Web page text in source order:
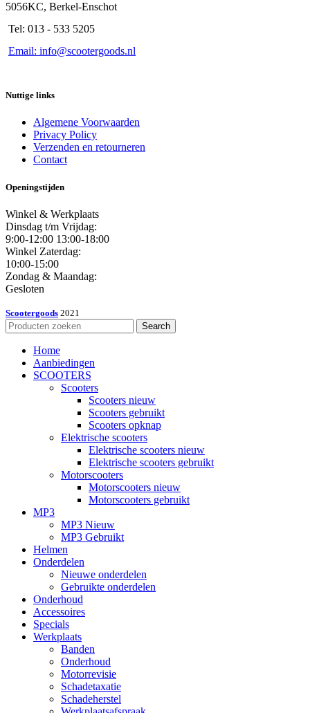
5056KC, Berkel-Enschot
Tel: 013 - 533 5205
Email: info@scootergoods.nl
Nuttige links
Algemene Voorwaarden
Privacy Policy
Verzenden en retourneren
Contact
Openingstijden
Winkel & Werkplaats
Dinsdag t/m Vrijdag:
9:00-12:00 13:00-18:00
Winkel Zaterdag:
10:00-15:00
Zondag & Maandag:
Gesloten
Scootergoods 2021
Search
Home
Aanbiedingen
SCOOTERS
Scooters
Scooters nieuw
Scooters gebruikt
Scooters opknap
Elektrische scooters
Elektrische scooters nieuw
Elektrische scooters gebruikt
Motorscooters
Motorscooters nieuw
Motorscooters gebruikt
MP3
MP3 Nieuw
MP3 Gebruikt
Helmen
Onderdelen
Nieuwe onderdelen
Gebruikte onderdelen
Onderhoud
Accessoires
Specials
Werkplaats
Banden
Onderhoud
Motorrevisie
Schadetaxatie
Schadeherstel